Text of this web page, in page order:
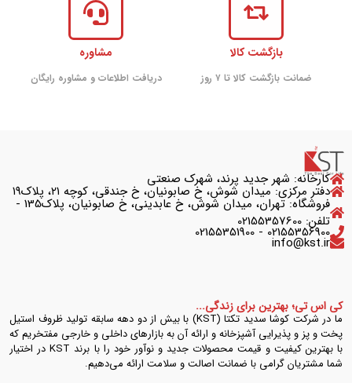
بازگشت کالا
ضمانت بازگشت کالا تا ۷ روز
مشاوره
دریافت اطلاعات و مشاوره رایگان
کارخانه: شهر جدید پرند، شهرک صنعتی
دفتر مرکزی: میدان شوش، خ صابونیان، خ جندقی، کوچه ۲۱، پلاک۱۹
فروشگاه: تهران، میدان شوش، خ عابدینی، خ صابونیان، پلاک135 -
تلفن: 02155357600
02155356900 - 02155351900
info@kst.ir
کی اس تی؛ بهترین برای زندگی...
ما در شرکت کوشا سدید تکتا (KST) با بیش از دو دهه سابقه تولید ظروف استیل
پخت و پز و پذیرایی آشپزخانه و ارائه آن به بازارهای داخلی و خارجی مفتخریم که
با بهترین کیفیت و قیمت محصولات جدید و نوآور خود را با برند KST در اختیار
شما مشتریان گرامی با ضمانت اصالت و سلامت ارائه می‌دهیم.